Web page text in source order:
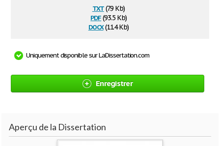
txt(7.9 Kb)
pdf(93.5 Kb)
docx(11.4 Kb)
Uniquement disponible sur LaDissertation.com
Enregistrer
Aperçu de la Dissertation